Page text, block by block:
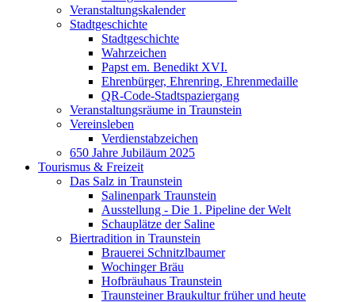
Veranstaltungskalender
Stadtgeschichte
Stadtgeschichte
Wahrzeichen
Papst em. Benedikt XVI.
Ehrenbürger, Ehrenring, Ehrenmedaille
QR-Code-Stadtspaziergang
Veranstaltungsräume in Traunstein
Vereinsleben
Verdienstabzeichen
650 Jahre Jubiläum 2025
Tourismus & Freizeit
Das Salz in Traunstein
Salinenpark Traunstein
Ausstellung - Die 1. Pipeline der Welt
Schauplätze der Saline
Biertradition in Traunstein
Brauerei Schnitzlbaumer
Wochinger Bräu
Hofbräuhaus Traunstein
Traunsteiner Braukultur früher und heute